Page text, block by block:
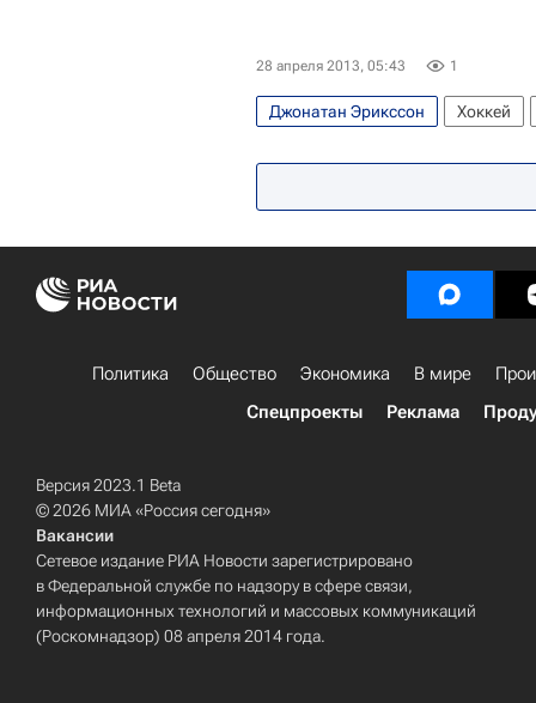
28 апреля 2013, 05:43 1
Джонатан Эрикссон Хоккей
Политика Общество Экономика В мире
Спецпроекты
Реклама
Версия 2023.1 Beta
© 2026 МИА «Россия сегодня»
Вакансии
Сетевое издание РИА Новости зарегистрировано
в Федеральной службе по надзору в сфере связи,
информационных технологий и массовых коммуникаций
(Роскомнадзор) 08 апреля 2014 года.